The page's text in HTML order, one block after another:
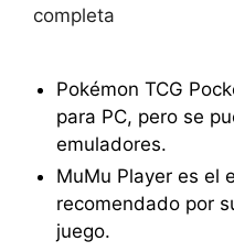
completa
Pokémon TCG
para PC, pero se
emuladores.
MuMu Player es el
recomendado por
juego.